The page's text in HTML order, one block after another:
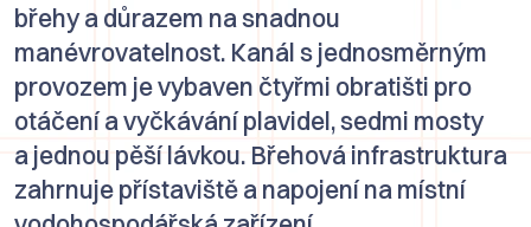
břehy a důrazem na snadnou
manévrovatelnost. Kanál s jednosměrným
provozem je vybaven čtyřmi obratišti pro
otáčení a vyčkávání plavidel, sedmi mosty
a jednou pěší lávkou. Břehová infrastruktura
zahrnuje přístaviště a napojení na místní